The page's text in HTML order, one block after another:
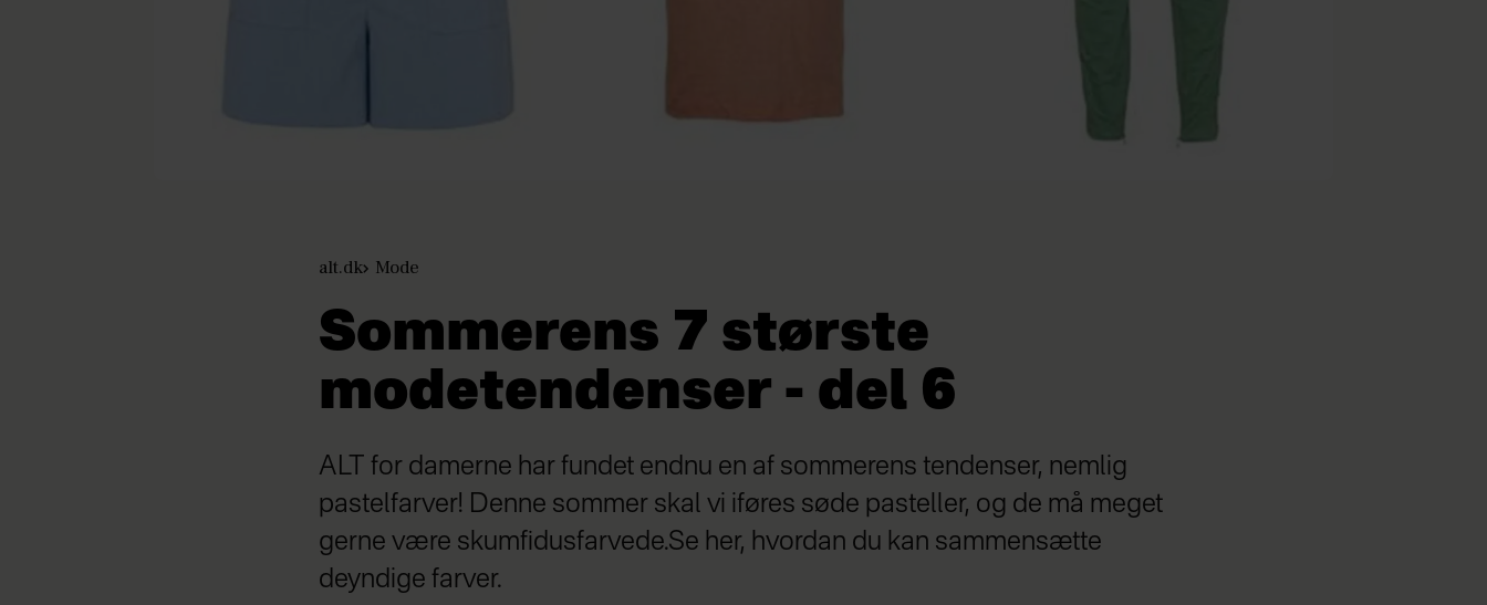
alt.dk Mode
Sommerens 7 største
modetendenser - del 6
ALT for damerne har fundet endnu en af sommerens tendenser, nemlig
pastelfarver! Denne sommer skal vi iføres søde pasteller, og de må meget
gerne være skumfidusfarvede.Se her, hvordan du kan sammensætte
deyndige farver.